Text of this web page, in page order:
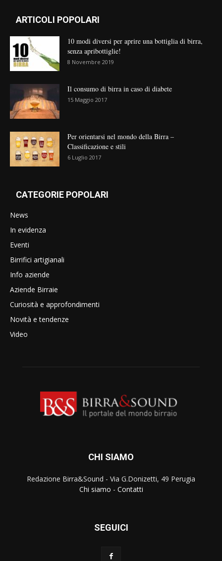
ARTICOLI POPOLARI
10 modi diversi per aprire una bottiglia di birra,
senza apribottiglie!
8 Novembre 2019
Il consumo di birra in caso di diabete
15 Maggio 2017
Per orientarsi nel mondo della Birra –
Classificazione e stili
6 Luglio 2017
CATEGORIE POPOLARI
News
In evidenza
Eventi
Birrifici artigianali
Info aziende
Aziende Birraie
Curiosità e approfondimenti
Novità e tendenze
Video
CHI SIAMO
Redazione Birra&Sound - Via G.Donizetti, 49 Perugia
Chi siamo - Contatti
SEGUICI